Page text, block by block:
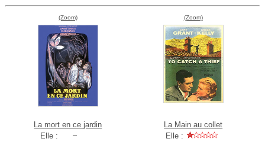
(Zoom)
La mort en ce jardin
Elle :
(Zoom)
La Main au collet
Elle :